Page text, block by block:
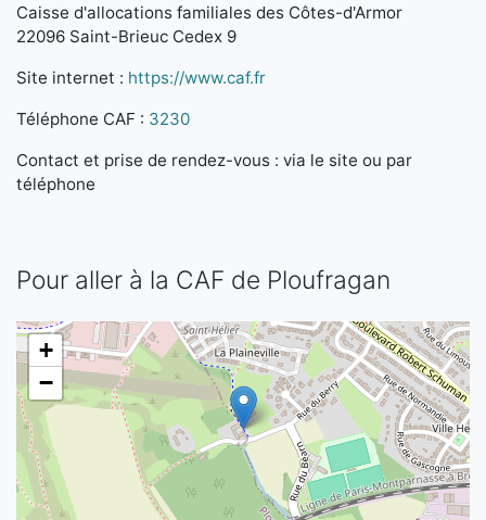
Caisse d'allocations familiales des Côtes-d'Armor
22096 Saint-Brieuc Cedex 9
Site internet : https://www.caf.fr
Téléphone CAF : 3230
Contact et prise de rendez-vous : via le site ou par
téléphone
Pour aller à la CAF de Ploufragan
+
−